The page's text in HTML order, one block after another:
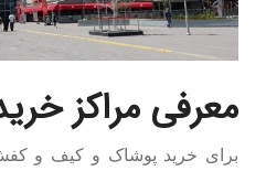
معرفی مراکز
برای خرید پوشاک و کیف و